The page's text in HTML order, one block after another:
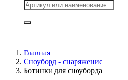
Главная
Сноуборд - снаряжение
Ботинки для сноуборда